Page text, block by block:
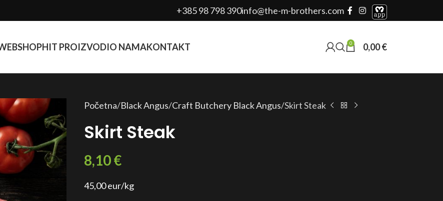
+385 98 798 390info@the-m-brothers.com
HIT PROIZVODIO NAMAKONTAKT 0 0,00€
Početna Black Angus Craft Butchery Black Angus Skirt Steak
Skirt Steak
8,10€
45,00 eur/kg